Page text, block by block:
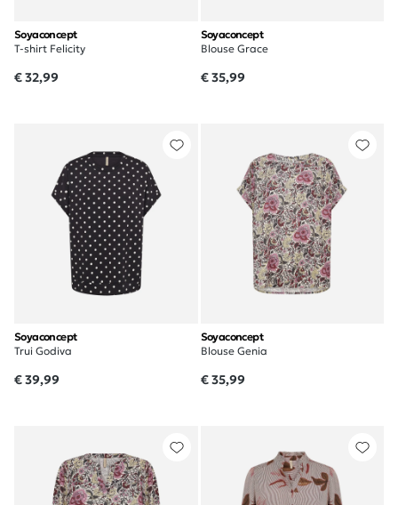
Soyaconcept
T-shirt Felicity
€ 32,99
Soyaconcept
Blouse Grace
€ 35,99
Soyaconcept
Trui Godiva
€ 39,99
Soyaconcept
Blouse Genia
€ 35,99